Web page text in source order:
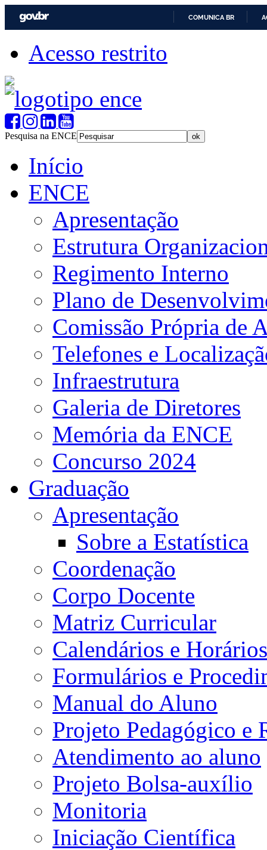
COMUNICA BR
Acesso restrito
Pesquisa na ENCE
Início
ENCE
Apresentação
Estrutura
Regimento Interno
Plano de
Comissão Própria de
Telefones e
Infraestrutura
Galeria de Diretores
Memória da ENCE
Concurso 2024
Graduação
Apresentação
Sobre a Estatística
Coordenação
Corpo Docente
Matriz Curricular
Calendários e Horários
Formulários e
Manual do Aluno
Projeto Pedagógico e
Atendimento ao aluno
Projeto Bolsa-auxílio
Monitoria
Iniciação Científica